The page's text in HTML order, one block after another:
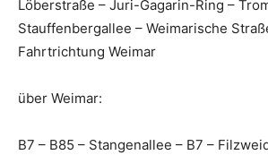
Löberstraße – Juri-Gagarin-Ring –
Stauffenbergallee – Weimarische
Fahrtrichtung Weimar
über Weimar:
B7 – B85 – Stangenallee – B7 –